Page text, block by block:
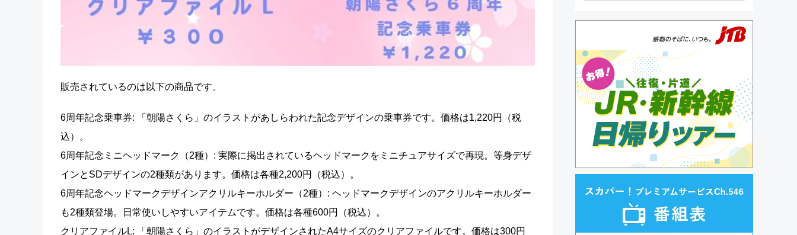
販売されているのは以下の商品です。
6周年記念乗車券: 「朝陽さくら」のイラストがあしらわれた記念デザインの乗車券です。価格は1,220円（税
込）。
6周年記念ミニヘッドマーク（2種）: 実際に掲出されているヘッドマークをミニチュアサイズで再現。等身デザ
インとSDデザインの2種類があります。価格は各種2,200円（税込）。
6周年記念ヘッドマークデザインアクリルキーホルダー（2種）: ヘッドマークデザインのアクリルキーホルダー
も2種類登場。日常使いしやすいアイテムです。価格は各種600円（税込）。
クリアファイルL: 「朝陽さくら」のイラストがデザインされたA4サイズのクリアファイルです。価格は300円